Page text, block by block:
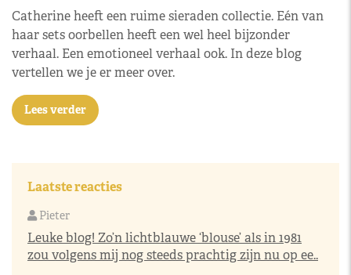
Catherine heeft een ruime sieraden collectie. Eén van
haar sets oorbellen heeft een wel heel bijzonder
verhaal. Een emotioneel verhaal ook. In deze blog
vertellen we je er meer over.
Lees verder
Laatste reacties
Pieter
Leuke blog! Zo’n lichtblauwe ‘blouse’ als in 1981
zou volgens mij nog steeds prachtig zijn nu op ee..